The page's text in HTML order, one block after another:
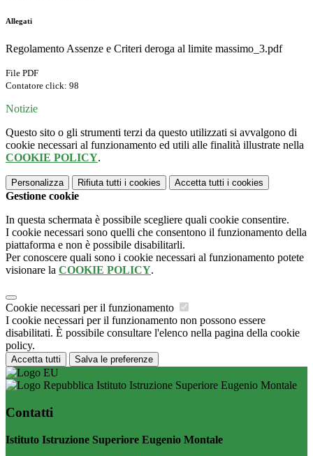
Allegati
Regolamento Assenze e Criteri deroga al limite massimo_3.pdf
File PDF
Contatore click: 98
Notizie
Questo sito o gli strumenti terzi da questo utilizzati si avvalgono di
cookie necessari al funzionamento ed utili alle finalità illustrate nella
COOKIE POLICY.
Personalizza Rifiuta tutti i cookies Accetta tutti i cookies
Gestione cookie
In questa schermata è possibile scegliere quali cookie consentire.
I cookie necessari sono quelli che consentono il funzionamento della
piattaforma e non è possibile disabilitarli.
Per conoscere quali sono i cookie necessari al funzionamento potete
visionare la COOKIE POLICY.
Cookie necessari per il funzionamento
I cookie necessari per il funzionamento non possono essere
disabilitati. È possibile consultare l'elenco nella pagina della cookie
policy.
Accetta tutti Salva le preferenze
Istituto Istruzione Superiore Eugenio Montale
Contatti
Istituto Istruzione Superiore Eugenio Montale